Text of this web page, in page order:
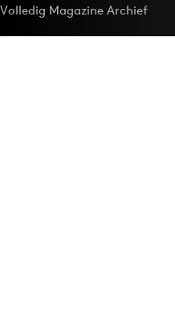
Volledig Magazine Archief